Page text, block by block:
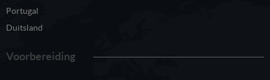
Portugal
Duitsland
Voorbereiding